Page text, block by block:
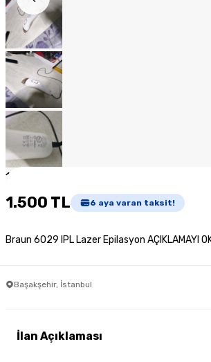
1
1.500 TL 6 aya varan taksit!
Braun 6029 IPL Lazer Epilasyon AÇIKLAMAYI
Başakşehir, İstanbul
İlan Açıklaması